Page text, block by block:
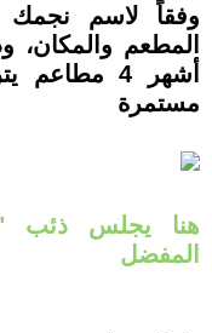
وفقاً لاسم
أشهر 4
مستمرة
هنا يجلس ذئب
المفضل